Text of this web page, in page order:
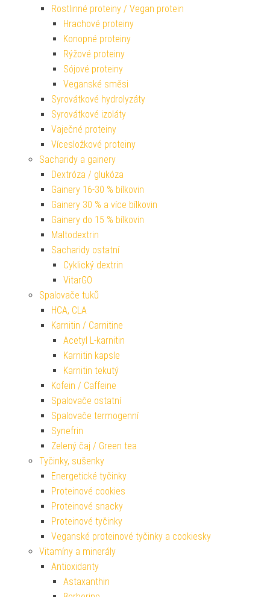
Rostlinné proteiny / Vegan protein
Hrachové proteiny
Konopné proteiny
Rýžové proteiny
Sójové proteiny
Veganské směsi
Syrovátkové hydrolyzáty
Syrovátkové izoláty
Vaječné proteiny
Vícesložkové proteiny
Sacharidy a gainery
Dextróza / glukóza
Gainery 16-30 % bílkovin
Gainery 30 % a více bílkovin
Gainery do 15 % bílkovin
Maltodextrin
Sacharidy ostatní
Cyklický dextrin
VitarGO
Spalovače tuků
HCA, CLA
Karnitin / Carnitine
Acetyl L-karnitin
Karnitin kapsle
Karnitin tekutý
Kofein / Caffeine
Spalovače ostatní
Spalovače termogenní
Synefrin
Zelený čaj / Green tea
Tyčinky, sušenky
Energetické tyčinky
Proteinové cookies
Proteinové snacky
Proteinové tyčinky
Veganské proteinové tyčinky a cookiesky
Vitamíny a minerály
Antioxidanty
Astaxanthin